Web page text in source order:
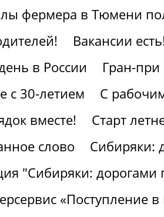
фермера в Тюмени
Вакансии
в России
Гран-
с 30-летием
С
вместе!
Старт
слово
Сибиряки:
"Сибиряки: дорогами
«Поступление